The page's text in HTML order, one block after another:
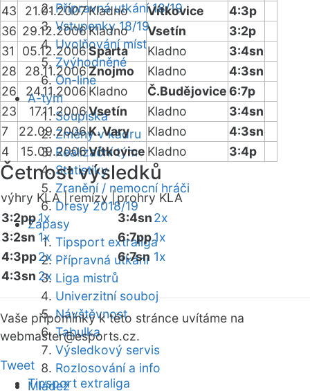
Přípravná utkání 18/19
Vstupenky 18/19
Uvolňování míst
Zvýhodněné
On-line
A-tým
Soupiska
Změny v kádru
Realizační tým
Statistiky
Zranění / nemocní hráči
Dresy 2018/19
Zápasy
Tipsport extraliga
Přípravná utkání
Liga mistrů
Univerzitní souboj
Návštěvnost
Tabulka
Výsledkový servis
Rozlosování a info
Mládež
43
21.01.2007Kladno Vítkovice
4:3p
36 29.12.2006Kladno Vsetín
3:2p
31
05.12.2006Sparta Kladno
3:4sn
28
28.11.2006Znojmo Kladno
4:3sn
26
24.11.2006 Kladno Č.Budějovice6:7p
23
17.11.2006Vsetín Kladno
3:4sn
7
22.09.2006K. Vary Kladno
4:3sn
4
15.09.2006Vítkovice Kladno 3:4p
Četnost výsledků
výhry KLA | remízy |
prohry KLA
3:2pp1x
3:2sn 1x
4:3pp2x
4:3sn 2x
3:4sn2x
6:7pp1x
6:7sn 1x
Vaše připomínky k této stránce uvítáme na
webmaster@esports.cz.
Tweet
Tipsport extraliga